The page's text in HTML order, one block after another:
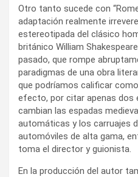
Otro tanto sucede con
adaptación realmente
estereotipada del clásico
británico William
pasado, que rompe
paradigmas de una obra
que podríamos calificar
efecto, por citar apenas dos
cambian las espadas
automáticas y los carruajes
automóviles de alta gama,
toma el director y guionista.
En la producción del autor